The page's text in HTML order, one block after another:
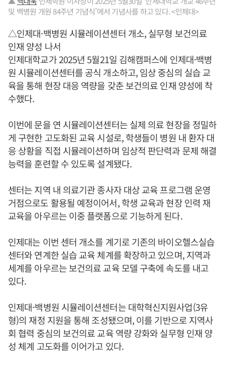
및 백병원 개원 84주년 기념식’에서 기념사를 하고 있다. <인제대>
△인제대·백병원 시뮬레이션센터 개소, 실무형 보건의료
인재 양성 나서
인제대학교가 2025년 5월21일 김해캠퍼스에 인제대·백병
원 시뮬레이션센터를 공식 개소하고, 임상 중심의 실습 교
육을 통해 현장 대응 역량을 갖춘 보건의료 인재 양성에 착
수했다.
이번에 문을 연 시뮬레이션센터는 실제 의료 현장을 정밀하
게 구현한 고도화된 교육 시설로, 학생들이 병원 내 환자 대
응 상황을 직접 시뮬레이션하며 임상적 판단력과 문제 해결
능력을 훈련할 수 있도록 설계됐다.
센터는 지역 내 의료기관 종사자 대상 교육 프로그램 운영
거점으로도 활용될 예정이어서, 학생 교육과 현장 인력 재
교육을 아우르는 이중 플랫폼으로 기능하게 된다.
인제대는 이번 센터 개소를 계기로 기존의 바이오헬스실습
센터와 연계한 실습 교육 체계를 확장하고 있으며, 지역과
세계를 아우르는 보건의료 교육 모델 구축에 속도를 내고
있다.
인제대-백병원 시뮬레이션센터는 대학혁신지원사업(3유
형)의 재정 지원을 통해 조성됐으며, 이를 기반으로 지역사
회 협력 중심의 보건의료 교육 역량 강화와 실무형 인재 양
성 체계 고도화를 이어가고 있다.